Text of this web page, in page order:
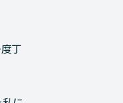
丁